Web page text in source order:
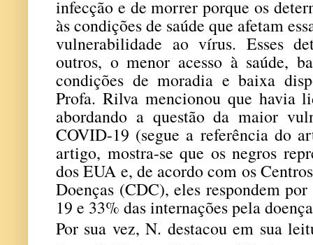
infecção e de morrer porque os
às condições de saúde que afetam
vulnerabilidade ao vírus. Esses
outros, o menor acesso à saúde,
condições de moradia e baixa
Profa. Rilva mencionou que havia
abordando a questão da maior
COVID-19 (segue a referência do
artigo, mostra-se que os negros
dos EUA e, de acordo com os
Doenças (CDC), eles respondem
19 e 33% das internações pela
Por sua vez, N. destacou em sua